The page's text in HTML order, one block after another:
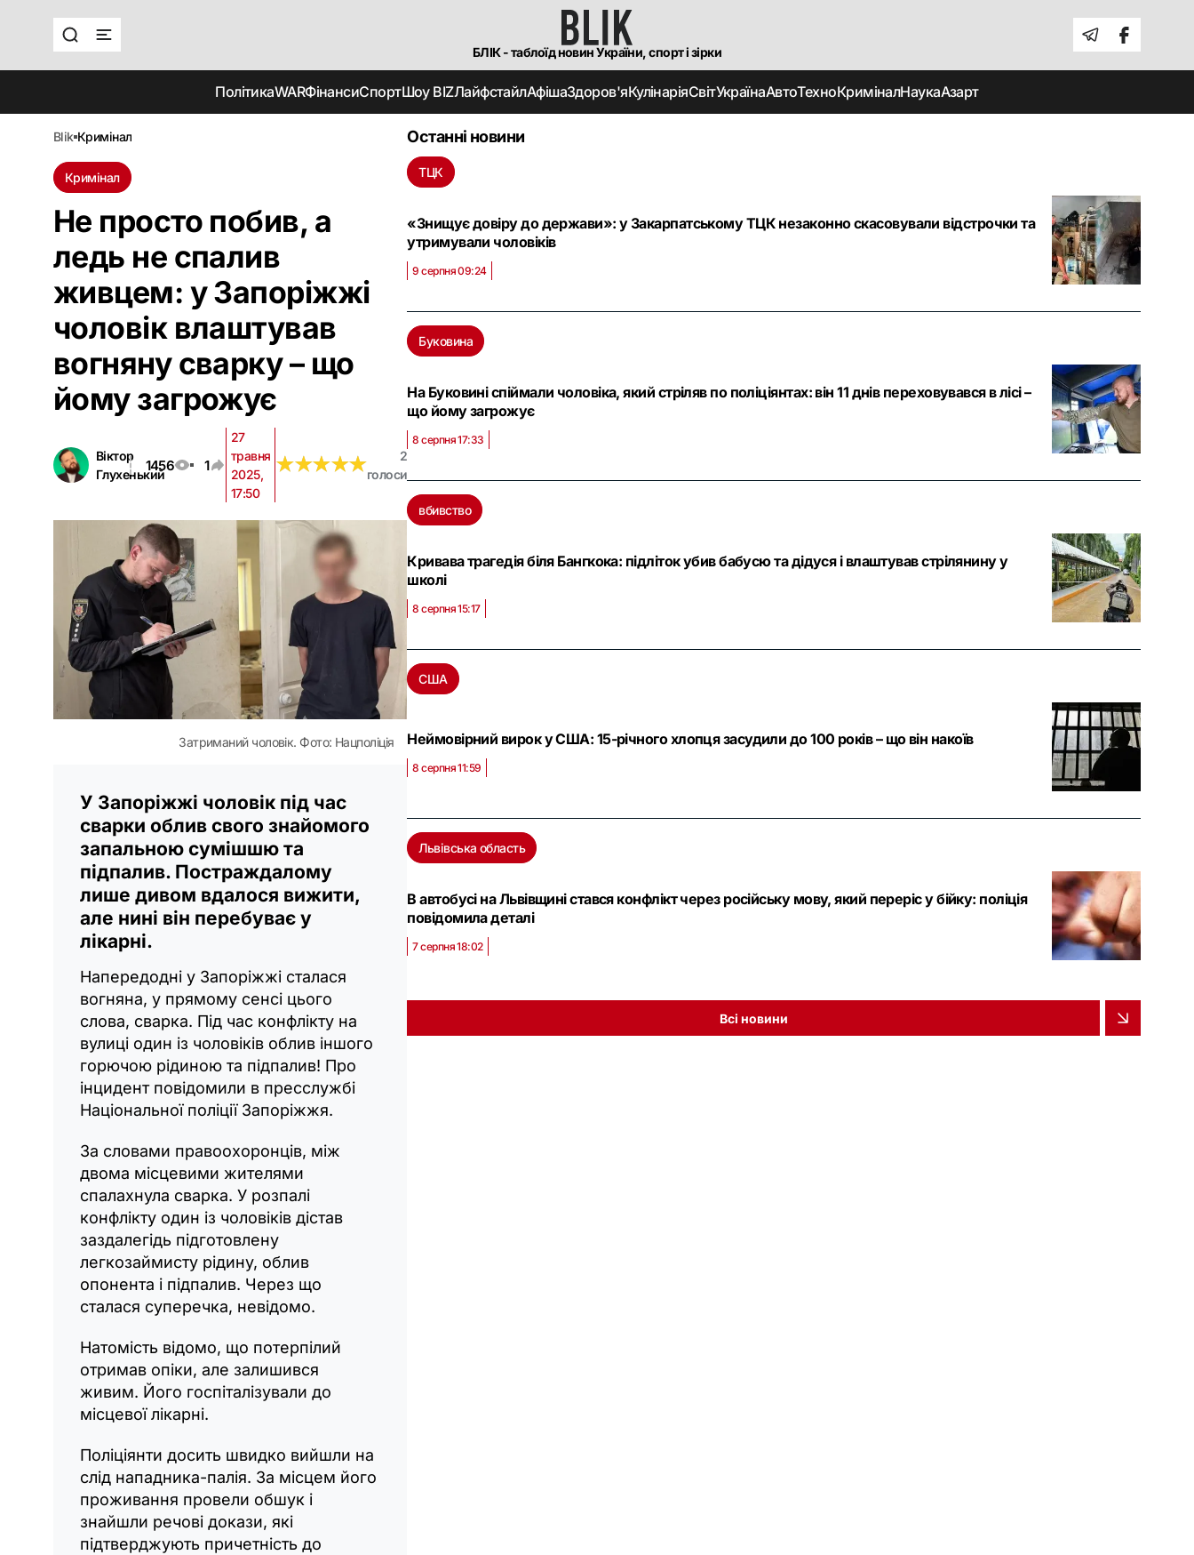
БЛІК - таблоїд новин України, спорт і зірки
ПолітикаWARФінансиСпортШоу BIZЛайфстайлАфішаЗдоров'яКулінаріяСвітУкраїнаАвтоТехноКриміналНаукаАзарт
blik кримінал
Кримінал
Не просто побив, а
ледь не спалив
живцем: у Запоріжжі
чоловік влаштував
вогняну сварку – що
йому загрожує
Віктор
Глухенький
1456 1
27
травня
2025,
17:50
★★★★★
★★★★★
2
голоси
Затриманий чоловік. Фото: Нацполіція
У Запоріжжі чоловік під час
сварки облив свого знайомого
запальною сумішшю та
підпалив. Постраждалому
лише дивом вдалося вижити,
але нині він перебуває у
лікарні.
Напередодні у Запоріжжі сталася
вогняна, у прямому сенсі цього
слова, сварка. Під час конфлікту на
вулиці один із чоловіків облив іншого
горючою рідиною та підпалив! Про
інцидент повідомили в пресслужбі
Національної поліції Запоріжжя.
За словами правоохоронців, між
двома місцевими жителями
спалахнула сварка. У розпалі
конфлікту один із чоловіків дістав
заздалегідь підготовлену
легкозаймисту рідину, облив
опонента і підпалив. Через що
сталася суперечка, невідомо.
Натомість відомо, що потерпілий
отримав опіки, але залишився
живим. Його госпіталізували до
місцевої лікарні.
Поліціянти досить швидко вийшли на
слід нападника-палія. За місцем його
проживання провели обшук і
знайшли речові докази, які
підтверджують причетність до
Останні новини
ТЦК
«Знищує довіру до держави»: у Закарпатському ТЦК незаконно скасовували відстрочки та
утримували чоловіків
9 серпня 09:24
Буковина
На Буковині спіймали чоловіка, який стріляв по поліціянтах: він 11 днів переховувався в лісі –
що йому загрожує
8 серпня 17:33
вбивство
Кривава трагедія біля Бангкока: підліток убив бабусю та дідуся і влаштував стрілянину у
школі
8 серпня 15:17
США
Неймовірний вирок у США: 15-річного хлопця засудили до 100 років – що він накоїв
8 серпня 11:59
Львівська область
В автобусі на Львівщині стався конфлікт через російську мову, який переріс у бійку: поліція
повідомила деталі
7 серпня 18:02
Всі новини